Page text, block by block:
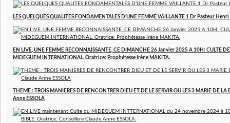
LES QUELQUES QUALITES FONDAMENTALES D’UNE FEMME VAILLANTE 1 Dr Pasteur
EN LIVE, UNE FEMME RECONNAISSANTE, CE DIMANCHE 26 Janvier 2025 A 10H: CULTE
MIDEGUEM INTERNATIONAL. Oratrice: Prophétesse Irène MAKITA.
THEME : TROIS MANIERES DE RENCONTRER DIEU ET DE LE SERVIR OU LES 3 MARIE DE
Anne ESSOLA